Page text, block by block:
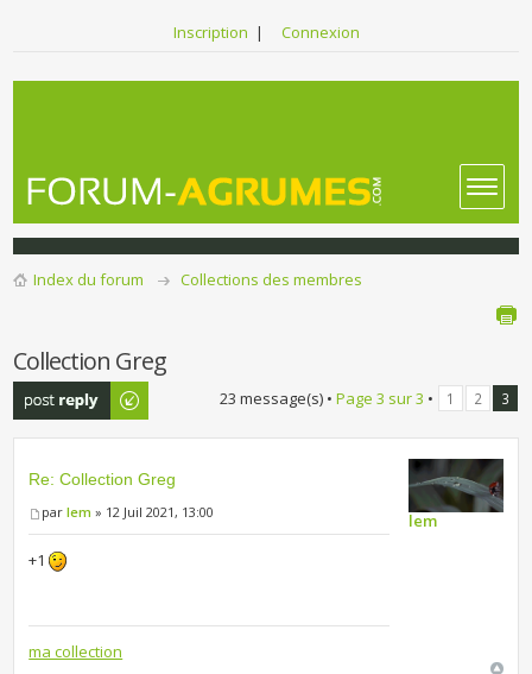
Inscription | Connexion
Index du forum Collections des membres
Collection Greg
Publier une
réponse
23 message(s) • Page 3 sur3 • 1 2 3
Re: Collection Greg
parlem » 12 Juil 2021, 13:00
+1
ma collection
lem